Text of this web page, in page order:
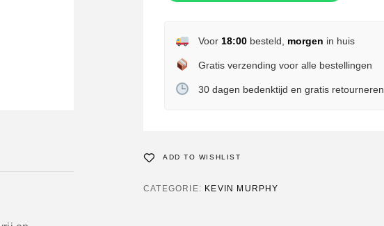
Voor 18:00besteld, morgen in huis
Gratis verzending voor alle bestellingen
30 dagen bedenktijd en gratis retourneren
ADD TO WISHLIST
CATEGORIE: KEVIN MURPHY